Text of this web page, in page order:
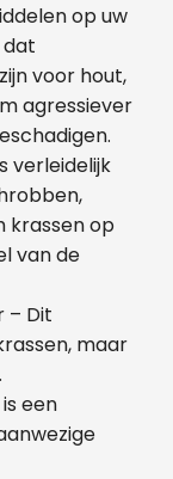
op uw
dat
voor hout,
agressiever
verleidelijk
krassen op
van de
– Dit
maar
een